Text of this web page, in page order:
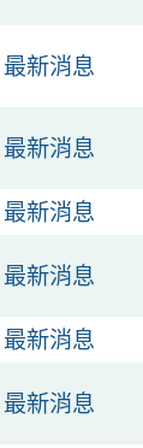
最新消息
最新消息
最新消息
最新消息
最新消息
最新消息